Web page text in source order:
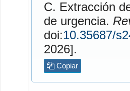
C. Extracción de cuerpo extraño mediante colonoscopía
de urgencia.
doi:10.35687/
2026].
Copiar